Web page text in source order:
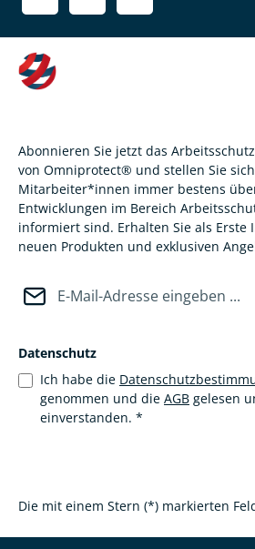
Abonnieren Sie jetzt das
von Omniprotect® und stellen Sie
Mitarbeiter*innen immer bestens
Entwicklungen im Bereich
informiert sind. Erhalten Sie als Erste
neuen Produkten und exklusiven
Datenschutz
Ich habe die
genommen und die AGB gelesen
einverstanden. *
Die mit einem Stern (*) markierten